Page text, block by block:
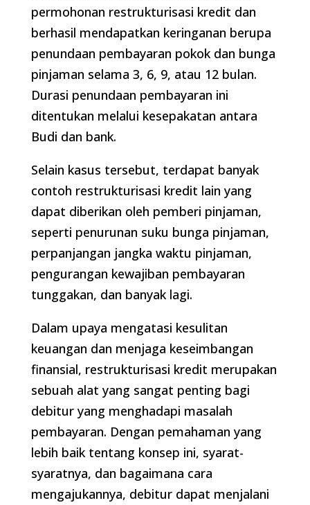
permohonan restrukturisasi kredit dan
berhasil mendapatkan keringanan berupa
penundaan pembayaran pokok dan bunga
pinjaman selama 3, 6, 9, atau 12 bulan.
Durasi penundaan pembayaran ini
ditentukan melalui kesepakatan antara
Budi dan bank.
Selain kasus tersebut, terdapat banyak
contoh restrukturisasi kredit lain yang
dapat diberikan oleh pemberi pinjaman,
seperti penurunan suku bunga pinjaman,
perpanjangan jangka waktu pinjaman,
pengurangan kewajiban pembayaran
tunggakan, dan banyak lagi.
Dalam upaya mengatasi kesulitan
keuangan dan menjaga keseimbangan
finansial, restrukturisasi kredit merupakan
sebuah alat yang sangat penting bagi
debitur yang menghadapi masalah
pembayaran. Dengan pemahaman yang
lebih baik tentang konsep ini, syarat-
syaratnya, dan bagaimana cara
mengajukannya, debitur dapat menjalani